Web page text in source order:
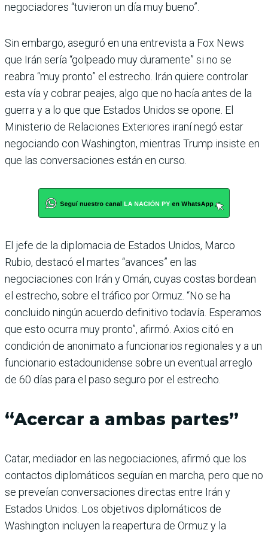
negociadores “tuvieron un día muy bueno”.
Sin embargo, aseguró en una entrevista a Fox News
que Irán sería “golpeado muy duramente” si no se
reabra “muy pronto” el estrecho. Irán quiere controlar
esta vía y cobrar peajes, algo que no hacía antes de la
guerra y a lo que que Estados Unidos se opone. El
Ministerio de Relaciones Exteriores iraní negó estar
negociando con Washington, mientras Trump insiste en
que las conversaciones están en curso.
El jefe de la diplomacia de Estados Unidos, Marco
Rubio, destacó el martes “avances” en las
negociaciones con Irán y Omán, cuyas costas bordean
el estrecho, sobre el tráfico por Ormuz. “No se ha
concluido ningún acuerdo definitivo todavía. Esperamos
que esto ocurra muy pronto”, afirmó. Axios citó en
condición de anonimato a funcionarios regionales y a un
funcionario estadounidense sobre un eventual arreglo
de 60 días para el paso seguro por el estrecho.
“Acercar a ambas partes”
Catar, mediador en las negociaciones, afirmó que los
contactos diplomáticos seguían en marcha, pero que no
se preveían conversaciones directas entre Irán y
Estados Unidos. Los objetivos diplomáticos de
Washington incluyen la reapertura de Ormuz y la